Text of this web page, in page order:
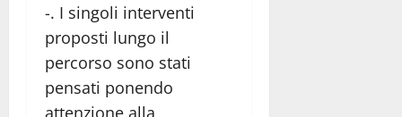
-. I singoli interventi
proposti lungo il
percorso sono stati
pensati ponendo
attenzione alla